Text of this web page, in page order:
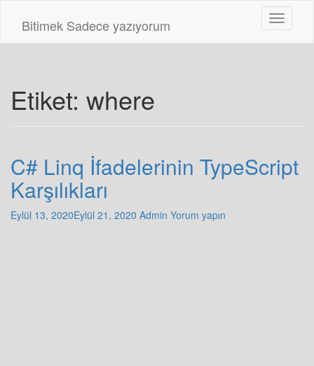
Toggle
Bitimek Sadece yazıyorum
Etiket: where
C# Linq İfadelerinin TypeScript
Karşılıkları
Eylül 13, 2020Eylül 21, 2020 Admin Yorum yapın